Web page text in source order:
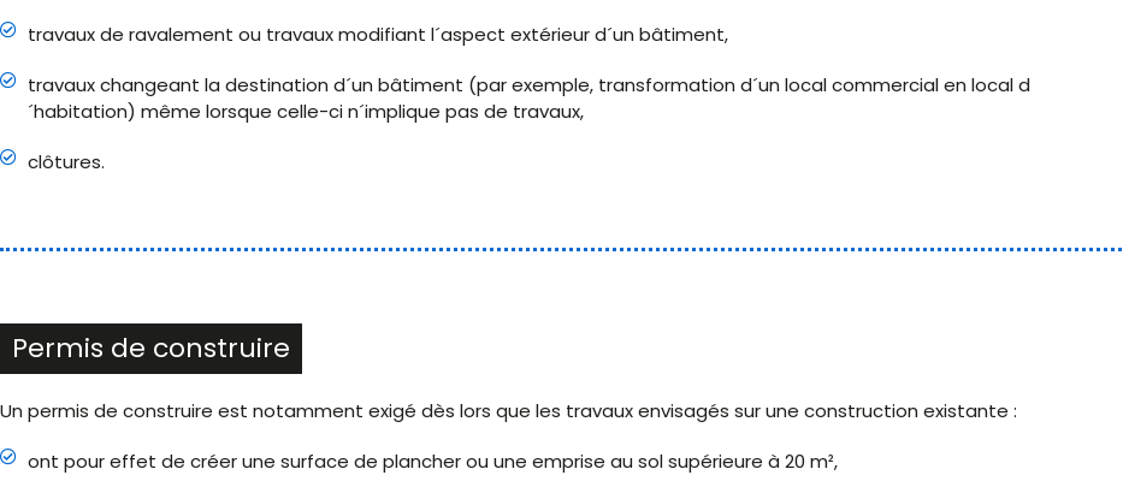
travaux de ravalement ou travaux modifiant l´aspect extérieur d´un bâtiment,
travaux changeant la destination d´un bâtiment (par exemple, transformation d´un local commercial en local d
´habitation) même lorsque celle-ci n´implique pas de travaux,
clôtures.
Permis de construire
Un permis de construire est notamment exigé dès lors que les travaux envisagés sur une construction existante :
ont pour effet de créer une surface de plancher ou une emprise au sol supérieure à 20 m²,